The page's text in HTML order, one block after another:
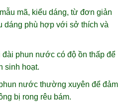
mã, kiểu dáng, từ đơn giản
dáng phù hợp với sở thích và
đài phun nước có độ ồn thấp để
sinh hoạt.
nước thường xuyên để đảm
bị rong rêu bám.